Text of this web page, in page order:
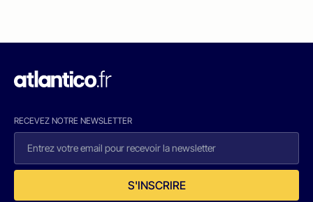
RECEVEZ NOTRE NEWSLETTER
S'INSCRIRE